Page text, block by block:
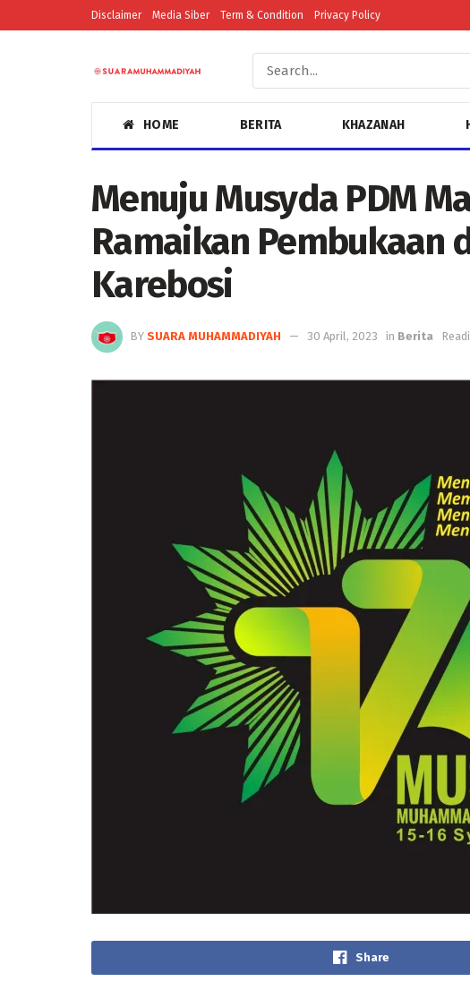
Disclaimer Media Siber Term & Condition Privacy Policy
HOME BERITA KHAZANAH
Menuju Musyda PDM
Ramaikan Pembukaan
Karebosi
BY SUARA MUHAMMADIYAH 30 April, 2023 in Berita
Share